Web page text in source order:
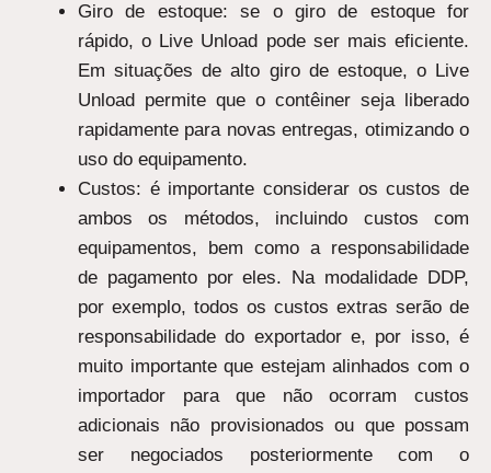
Giro de estoque: se o giro de estoque for
rápido, o Live Unload pode ser mais eficiente.
Em situações de alto giro de estoque, o Live
Unload permite que o contêiner seja liberado
rapidamente para novas entregas, otimizando o
uso do equipamento.
Custos: é importante considerar os custos de
ambos os métodos, incluindo custos com
equipamentos, bem como a responsabilidade
de pagamento por eles. Na modalidade DDP,
por exemplo, todos os custos extras serão de
responsabilidade do exportador e, por isso, é
muito importante que estejam alinhados com o
importador para que não ocorram custos
adicionais não provisionados ou que possam
ser negociados posteriormente com o